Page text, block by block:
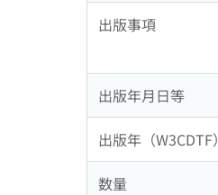
出版事項
出版年月日等
出版年（W3CDTF）
数量